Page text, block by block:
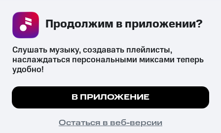
СКАЧАТЬ ПРИЛОЖЕНИЕ
психотропных веществ, их аналогов причиняет вред здоровью,
их незаконный оборот запрещён и влечёт установленную
законодательством ответственность.
© 2026 ООО «КИОН».
Все права защищены
Мы используем куки, чтобы на сайте все
Подробнее
ПОНЯТНО
Слушать музыку, создавать плейлисты,
наслаждаться персональными миксами теперь
удобно!
В ПРИЛОЖЕНИЕ
Остаться в веб-версии